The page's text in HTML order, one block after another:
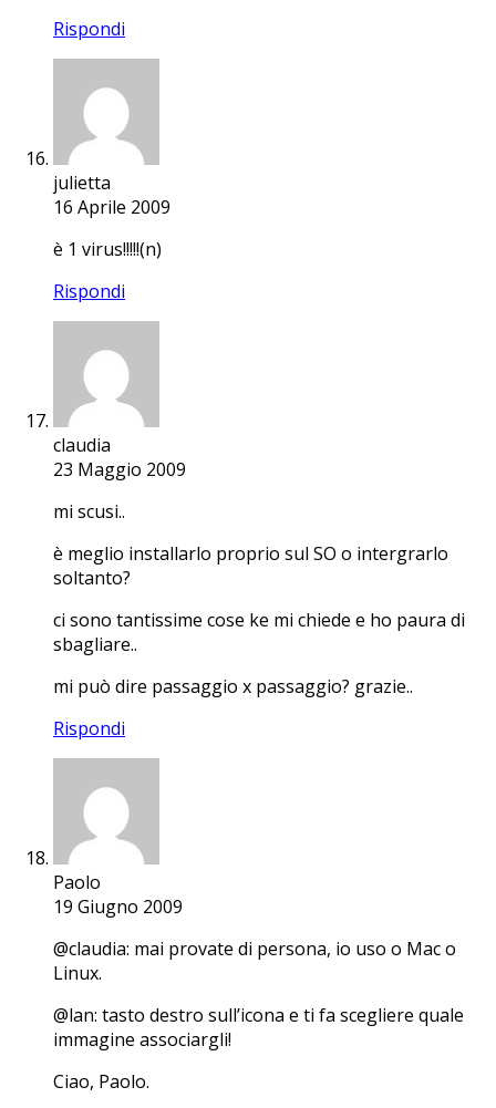
Rispondi
julietta
16 Aprile 2009
è 1 virus!!!!!(n)
Rispondi
claudia
23 Maggio 2009
mi scusi..
è meglio installarlo proprio sul SO o intergrarlo
soltanto?
ci sono tantissime cose ke mi chiede e ho paura di
sbagliare..
mi può dire passaggio x passaggio? grazie..
Rispondi
Paolo
19 Giugno 2009
@claudia: mai provate di persona, io uso o Mac o
Linux.
@lan: tasto destro sull’icona e ti fa scegliere quale
immagine associargli!
Ciao, Paolo.